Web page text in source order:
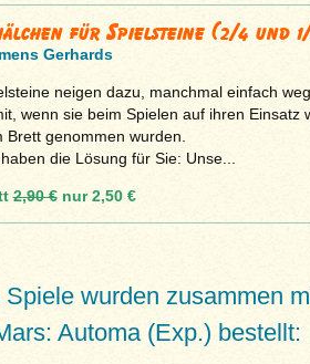
für Spielsteine (2/4 und
Gerhards
neigen dazu, manchmal einfach
wenn sie beim Spielen auf ihren Einsatz
Brett genommen wurden.
die Lösung für Sie: Unse...
2,90 €nur2,50 €
wurden zusammen
Automa (Exp.) bestellt: